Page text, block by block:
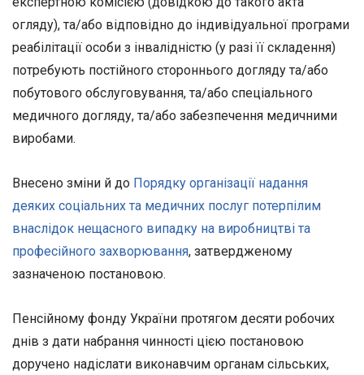
огляду), та/або відповідно до індивідуальної програми
реабілітації особи з інвалідністю (у разі її складення)
потребують постійного стороннього догляду та/або
побутового обслуговування, та/або спеціального
медичного догляду, та/або забезпечення медичними
виробами.
Внесено зміни й до Порядку організації надання
деяких соціальних та медичних послуг потерпілим
внаслідок нещасного випадку на виробництві та
професійного захворювання, затвердженому
зазначеною постановою.
Пенсійному фонду України протягом десяти робочих
днів з дати набрання чинності цією постановою
доручено надіслати виконавчим органам сільських,